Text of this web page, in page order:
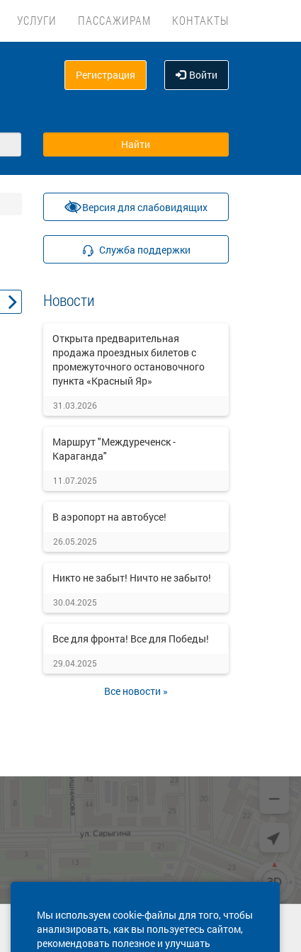
УСЛУГИ ПАССАЖИРАМ КОНТАКТЫ
Регистрация Войти
Версия для слабовидящих
Служба поддержки
Новости
Открыта предварительная
продажа проездных билетов с
промежуточного остановочного
пункта «Красный Яр»
31.03.2026
Маршрут "Междуреченск -
Караганда"
11.07.2025
В аэропорт на автобусе!
26.05.2025
Никто не забыт! Ничто не забыто!
30.04.2025
Все для фронта! Все для Победы!
29.04.2025
Все новости »
Мы используем cookie-файлы для того, чтобы
анализировать, как вы пользуетесь сайтом,
рекомендовать полезное и улучшать
Техническая поддержка сайта